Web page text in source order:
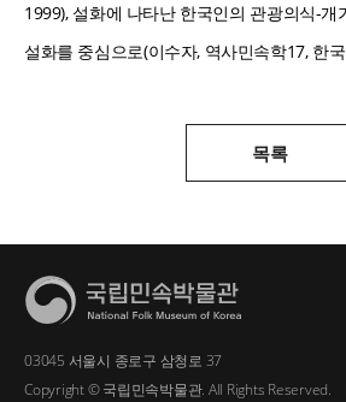
1999), 설화에 나타난 한국인의 관광의식-개
설화를 중심으로(이수자, 역사민속학17, 한
목록
03045 서울시 종로구 삼청로 37
Copyright © 국립민속박물관. All Rights Reserved.